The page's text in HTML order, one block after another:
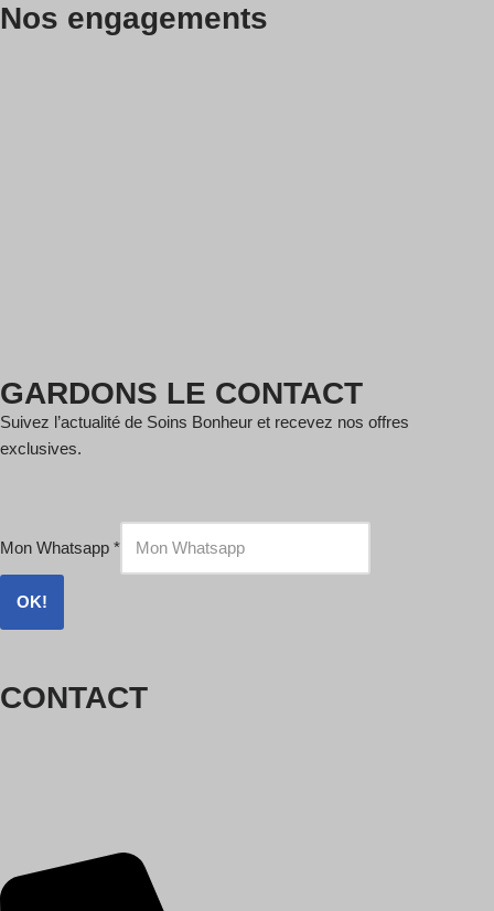
Nos engagements
GARDONS LE CONTACT
Suivez l’actualité de Soins Bonheur et recevez nos offres
exclusives.
Mon Whatsapp *
OK!
CONTACT